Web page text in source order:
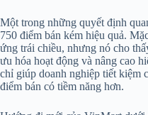
Một trong những quyết định
750 điểm bán kém hiệu quả.
ứng trái chiều, nhưng nó cho
ưu hóa hoạt động và nâng cao
chỉ giúp doanh nghiệp tiết kiệm
điểm bán có tiềm năng hơn.